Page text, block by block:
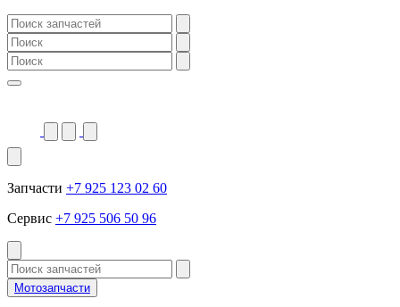
Запчасти +7 925 123 02 60
Сервис +7 925 506 50 96
Мотозапчасти